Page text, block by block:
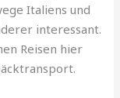
Italiens und
interessant.
Reisen hier